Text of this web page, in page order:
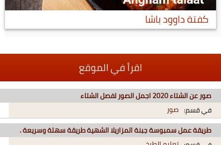
كفتة داوود باشا
اقرأ في الموقع
صور عن الشتاء 2020 اجمل الصور لفصل الشتاء
في قسم: صور
طريقة عمل سمبوسة جبنة المزاريلا الشهية طريقة سهلة وسريعة .